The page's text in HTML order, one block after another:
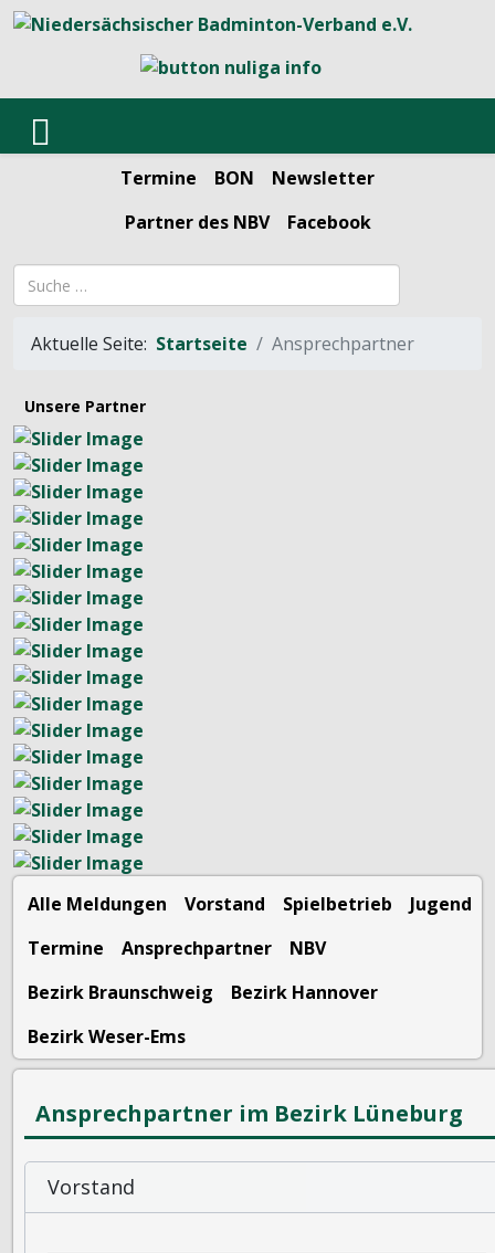
Termine BON
Newsletter
Partner des NBV
Facebook
Suchbegriff
Aktuelle Seite: Startseite Ansprechpartner
Unsere Partner
Alle Meldungen Vorstand Spielbetrieb
Jugend
Termine
Ansprechpartner
NBV
Bezirk Braunschweig
Bezirk Hannover
Bezirk Weser-Ems
Ansprechpartner im Bezirk Lüneburg
Vorstand